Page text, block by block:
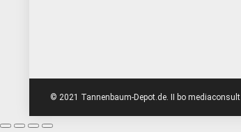
© 2021 Tannenbaum-Depot.de. II bo mediaconsult